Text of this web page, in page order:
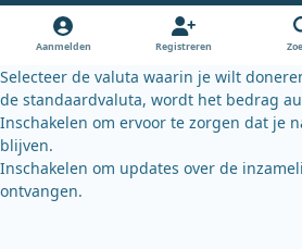
Aanmelden Registreren
Selecteer de valuta waarin je wilt
de standaardvaluta, wordt het bedrag
Inschakelen om ervoor te zorgen dat je
blijven.
Inschakelen om updates over de
ontvangen.